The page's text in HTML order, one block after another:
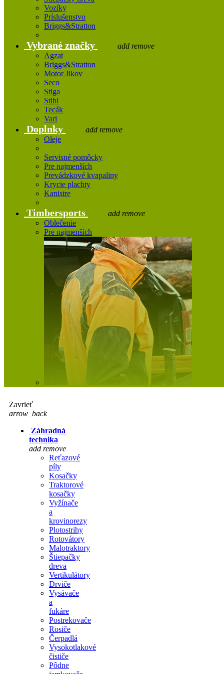
Vozíky
Príslušenstvo
Briggs&Stratton
Vybrané značky add remove
Agzat
Briggs&Stratton
Motor Jikov
Seco
Stiga
Stihl
Tecák
Vari
Doplnky add remove
Oleje
Servisné pomôcky
Pre najmenších
Prevádzkové kvapaliny
Krycie plachty
Kanistre
Timbersports add remove
Oblečenie
Pre najmenších
Zavrieť
arrow_back
Záhradná
technika
add remove
Reťazové
píly
Kosačky
Traktorové
kosačky
Vyžínače
a
krovinorezy
Plotostrihy
Rotovátory
Malotraktory
Štiepačky
dreva
Vertikulátory
Drviče
Vysávače
a
fukáre
Postrekovače
Rosiče
Čerpadlá
Vysokotlakové
čističe
Pôdne